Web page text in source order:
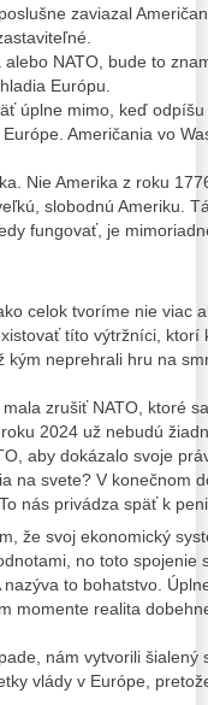
zaviazal
NATO, bude to
Európu.
úplne mimo, keď
Američania vo
Nie Amerika z roku
slobodnú Ameriku.
fungovať, je
celok tvoríme nie viac
títo výtržníci, ktorí
kým neprehrali hru na
zrušiť NATO, ktoré
2024 už nebudú
aby dokázalo svoje
na svete? V konečnom
nás privádza späť k
že svoj ekonomický
no toto spojenie
to bohatstvo.
momente realita
nám vytvorili šialený
vlády v Európe,